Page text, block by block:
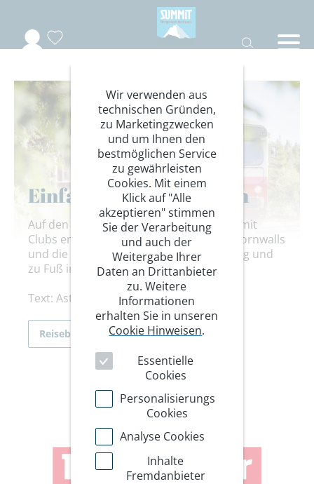
Einfach tief durchatmen
Auf den Rail & Hike-Reisen des DAV Summit
Clubs entdecken Wanderer die Küsten Cornwalls
und die Wildnis Schwedens – mit dem Zug und
zu Fuß in die Natur.
Text: Astrid Därr
Reiseberichte
Wir verwenden aus
technischen Gründen,
zu Marketingzwecken
und um Ihnen den
bestmöglichen Service
zu gewährleisten
Cookies. Mit einem
Klick auf "Alle
akzeptieren" stimmen
Sie der Verarbeitung
und auch der
Weitergabe Ihrer
Daten an Drittanbieter
zu. Weitere
Informationen
erhalten Sie in unseren
Cookie Hinweisen.
Essentielle
Cookies
Personalisierungs
Cookies
Analyse Cookies
Inhalte
Fremdanbieter